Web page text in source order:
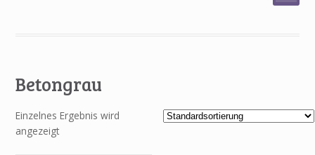
Betongrau
Einzelnes Ergebnis wird
angezeigt